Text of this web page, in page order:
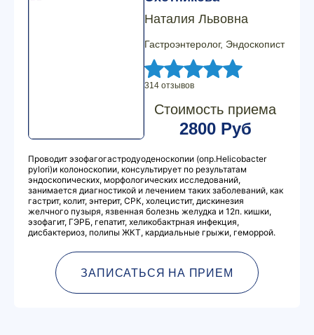
Наталия Львовна
Гастроэнтеролог, Эндоскопист
314 отзывов
Стоимость приема
2800 Руб
Проводит эзофагогастродуоденоскопии (опр.Hеlicobacter
pylori)и колоноскопии, консультирует по результатам
эндоскопических, морфологических исследований,
занимается диагностикой и лечением таких заболеваний, как
гастрит, колит, энтерит, СРК, холецистит, дискинезия
желчного пузыря, язвенная болезнь желудка и 12п. кишки,
эзофагит, ГЭРБ, гепатит, хеликобактрная инфекция,
дисбактериоз, полипы ЖКТ, кардиальные грыжи, геморрой.
ЗАПИСАТЬСЯ НА ПРИЕМ